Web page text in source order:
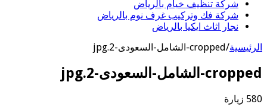
شركة تنظيف خيام بالرياض
شركة فك وتركيب غرف نوم بالرياض
نجار اثاث ايكيا بالرياض
الرئيسية/cropped-الشامل-السعودى-2.jpg
cropped-الشامل-السعودى-2.jpg
580 زيارة